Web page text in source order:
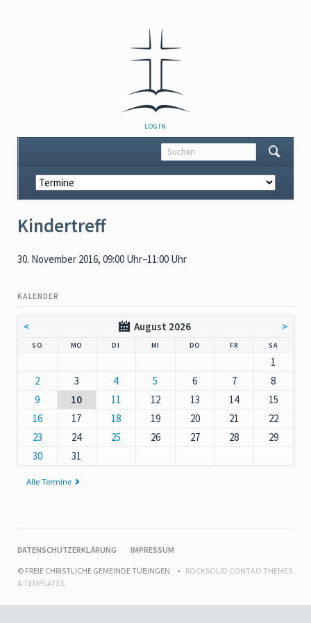
NAVIGATION
ÜBERSPRINGEN
LOGIN
Navigation
überspringen
Kindertreff
30. November 2016, 09:00 Uhr–11:00 Uhr
KALENDER
< August 2026 >
SO MO DI MI DO NNERSTAG
FR SAMSTAG
1
2
3 4 5 6 7
8
9
10 11 12 13 14
15
16
17 18 19 20 21
22
23
24 25 26 27 28
29
30
31
Alle Termine
NAVIGATION
DATENSCHUTZERKLÄRUNG
IMPRESSUM
© FREIE CHRISTLICHE GEMEINDE TÜBINGEN
ROCKSOLID CONTAO THEMES
& TEMPLATES